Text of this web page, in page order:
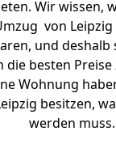
Wir wissen,
von
und deshalb
die besten Preise
Wohnung
besitzen,
werden muss.